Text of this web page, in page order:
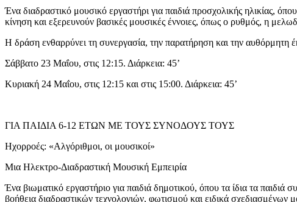
Ένα διαδραστικό μουσικό εργαστήρι για παιδιά προσχολικής ηλικίας,
κίνηση και εξερευνούν βασικές μουσικές έννοιες, όπως ο ρυθμός, η
Η δράση ενθαρρύνει τη συνεργασία, την παρατήρηση και την αυθόρμητη
Σάββατο 23 Μαΐου, στις 12:15. Διάρκεια: 45’
Κυριακή 24 Μαΐου, στις 12:15 και στις 15:00. Διάρκεια: 45’
ΓΙΑ ΠΑΙΔΙΑ 6-12 ΕΤΩΝ ΜΕ ΤΟΥΣ ΣΥΝΟΔΟΥΣ ΤΟΥΣ
Ηχορροές: «Αλγόριθμοι, οι μουσικοί»
Μια Ηλεκτρο-Διαδραστική Μουσική Εμπειρία
Ένα βιωματικό εργαστήριο για παιδιά δημοτικού, όπου τα ίδια τα
βοήθεια διαδραστικών τεχνολογιών, φωτισμού και ειδικά σχεδιασμένων